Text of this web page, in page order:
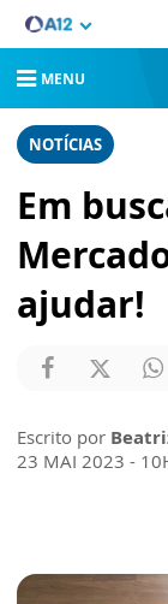
MENU
NOTÍCIAS
Em
ajudar!
Escrito por
23 MAI 2023 -